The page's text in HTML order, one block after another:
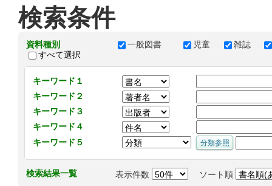
検索条件
資料種別
すべて選択
一般図書 児童 雑誌
キーワード１
キーワード２
キーワード３
キーワード４
キーワード５
検索結果一覧 表示件数 ソート順